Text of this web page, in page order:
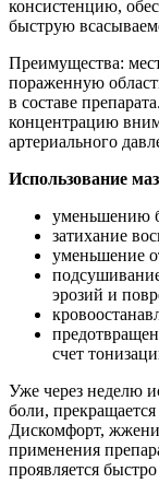
консистенцию,
быструю
Преимущества:
пораженную
в составе
концентрацию
артериального
Использование
уменьшению
затихание
уменьшение
эрозий и
счет
Уже через неделю
боли,
Дискомфорт,
применения
проявляется